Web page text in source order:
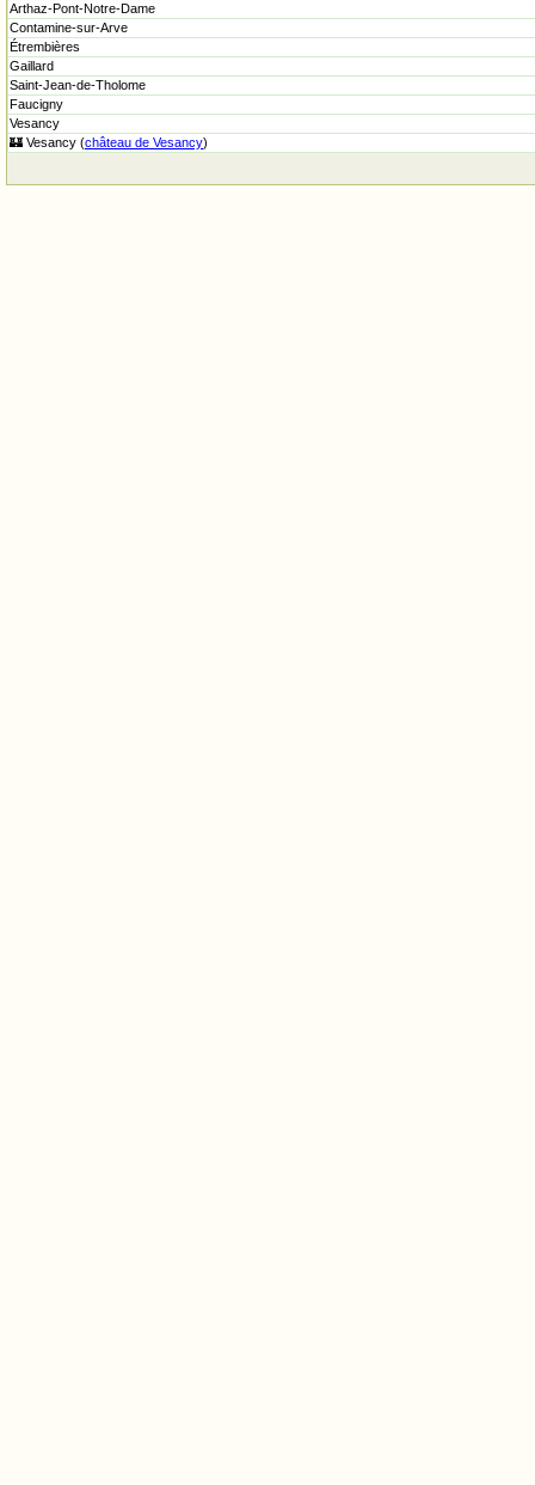
Arthaz-Pont-Notre-Dame
Contamine-sur-Arve
Étrembières
Gaillard
Saint-Jean-de-Tholome
Faucigny
Vesancy
🏰 Vesancy (château de Vesancy)